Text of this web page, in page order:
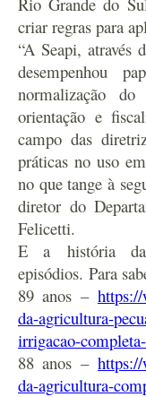
criar regras para
“A Seapi, através
desempenhou
normalização
orientação e
campo das
práticas no uso
no que tange à
diretor do
Felicetti.
E a história da
episódios. Para
89 anos –
da-agricultura-
irrigacao-
88 anos –
da-agricultura-